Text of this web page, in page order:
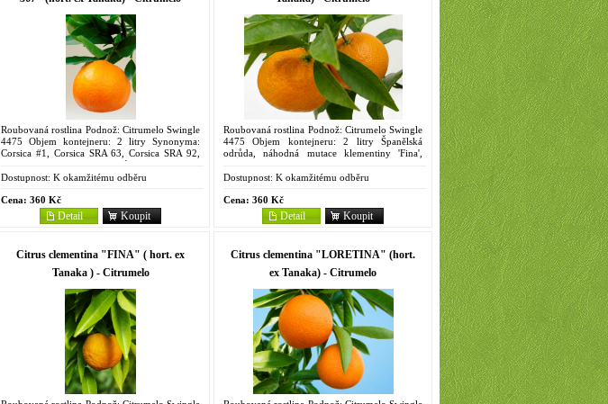
Roubovaná rostlina Podnož: Citrumelo Swingle
4475 Objem kontejneru: 2 litry Synonyma:
Corsica #1, Corsica SRA 63, Corsica SRA 92,
G.P., Ristorcelli 1 Mutace odrůdy ‘Fina', objevil
ji René...
Dostupnost: K okamžitému odběru
Cena: 360 Kč
Koupit
Detail
Roubovaná rostlina Podnož: Citrumelo Swingle
4475 Objem kontejneru: 2 litry Španělská
odrůda, náhodná mutace klementiny 'Fina',
Španělsku. Strom vzrůstný,...
Dostupnost: K okamžitému odběru
Cena: 360 Kč
Koupit
Detail
Citrus clementina "FINA" ( hort. ex
Tanaka ) - Citrumelo
Citrus clementina "LORETINA" (hort.
ex Tanaka) - Citrumelo